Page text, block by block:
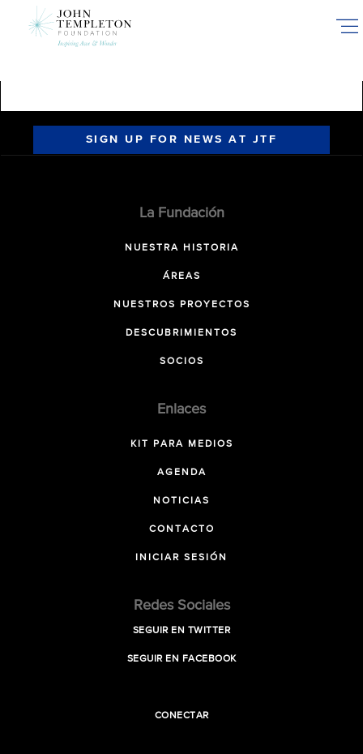
SIGN UP FOR NEWS AT JTF
La Fundación
NUESTRA HISTORIA
ÁREAS
NUESTROS PROYECTOS
DESCUBRIMIENTOS
SOCIOS
Enlaces
KIT PARA MEDIOS
AGENDA
NOTICIAS
CONTACTO
INICIAR SESIÓN
Redes Sociales
SEGUIR EN TWITTER
SEGUIR EN FACEBOOK
CONECTAR